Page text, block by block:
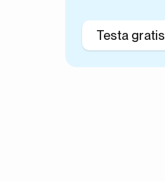
Testa gratis